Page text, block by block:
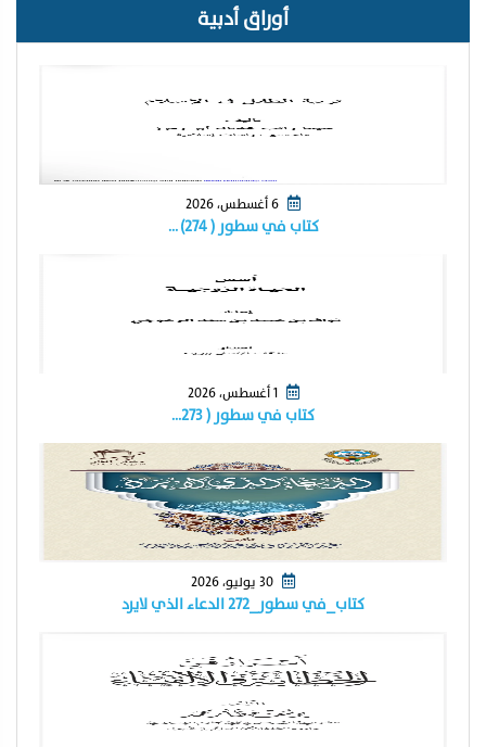
أوراق أدبية
كتاب في سطور ( ٢٧٤) …
1 أغسطس، 2026
كتاب في سطور ( ٢٧٣…
كتاب_في سطور_٢٧٢ الدعاء الذي لايرد